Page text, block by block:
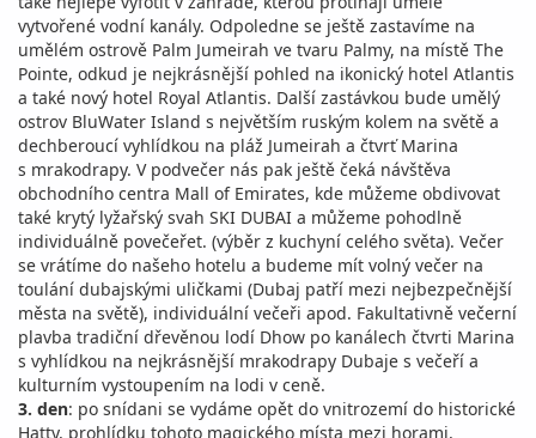
vytvořené vodní kanály. Odpoledne se ještě zastavíme na
umělém ostrově Palm Jumeirah ve tvaru Palmy, na místě The
Pointe, odkud je nejkrásnější pohled na ikonický hotel Atlantis
a také nový hotel Royal Atlantis. Další zastávkou bude umělý
ostrov BluWater Island s největším ruským kolem na světě a
dechberoucí vyhlídkou na pláž Jumeirah a čtvrť Marina
s mrakodrapy. V podvečer nás pak ještě čeká návštěva
obchodního centra Mall of Emirates, kde můžeme obdivovat
také krytý lyžařský svah SKI DUBAI a můžeme pohodlně
individuálně povečeřet. (výběr z kuchyní celého světa). Večer
se vrátíme do našeho hotelu a budeme mít volný večer na
toulání dubajskými uličkami (Dubaj patří mezi nejbezpečnější
města na světě), individuální večeři apod. Fakultativně večerní
plavba tradiční dřevěnou lodí Dhow po kanálech čtvrti Marina
s vyhlídkou na nejkrásnější mrakodrapy Dubaje s večeří a
kulturním vystoupením na lodi v ceně.
3. den: po snídani se vydáme opět do vnitrozemí do historické
Hatty, prohlídku tohoto magického místa mezi horami,